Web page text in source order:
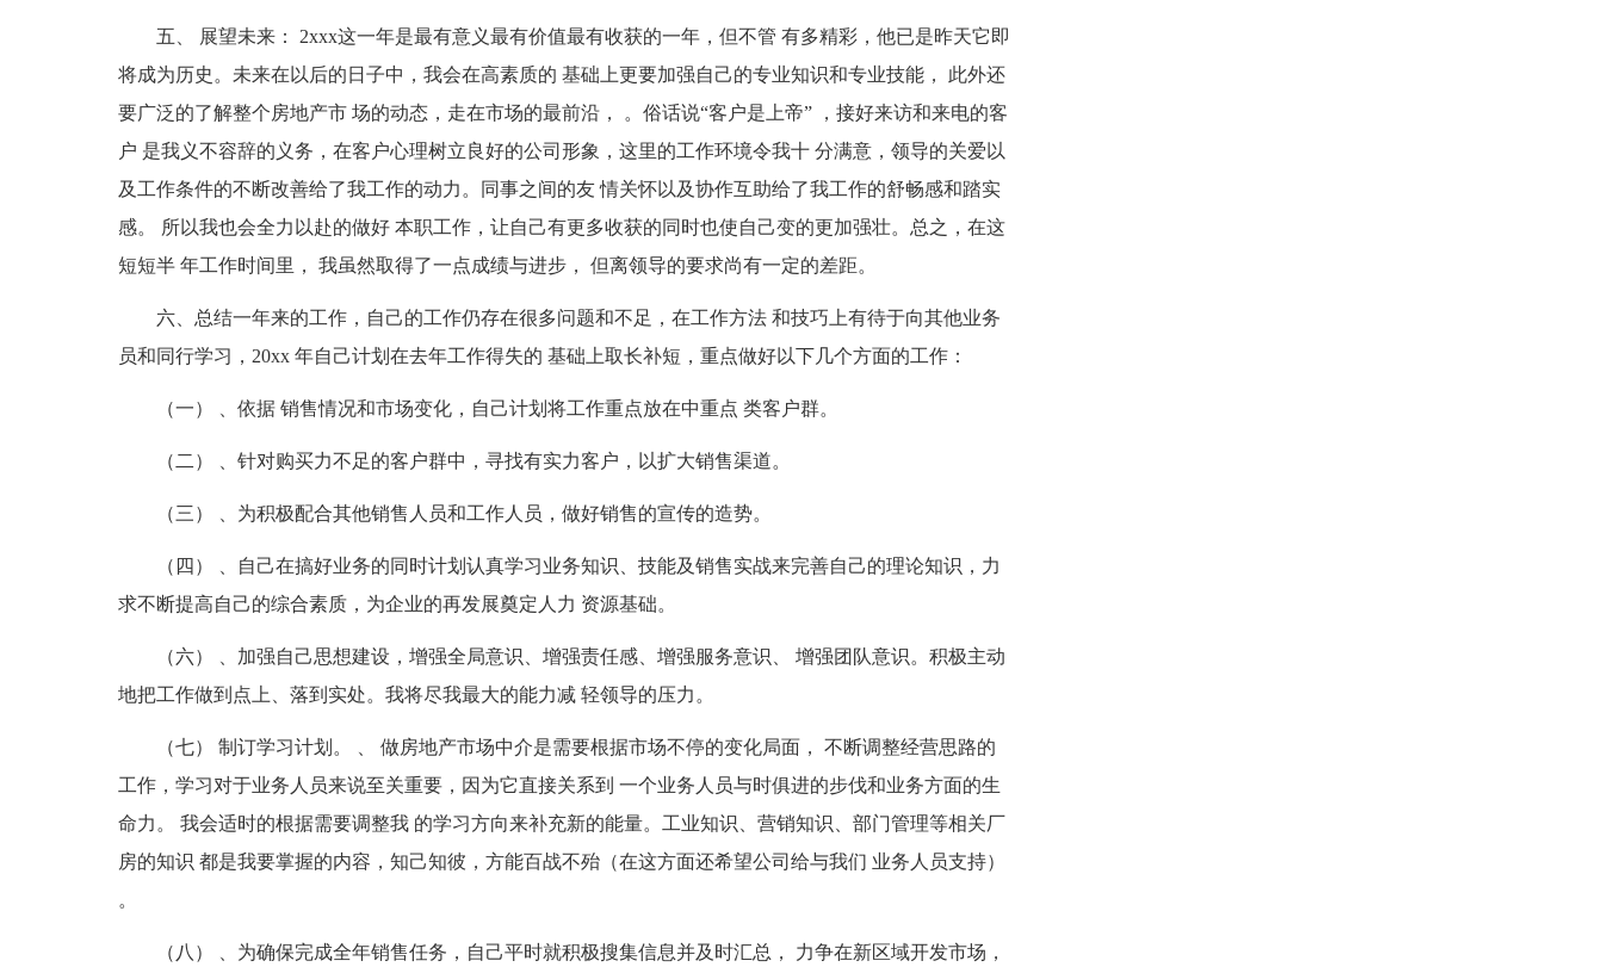
五、 展望未来： 2xxx这一年是最有意义最有价值最有收获的一年，但不管 有多精彩，他已是昨天它即
将成为历史。未来在以后的日子中，我会在高素质的 基础上更要加强自己的专业知识和专业技能， 此外还
要广泛的了解整个房地产市 场的动态，走在市场的最前沿， 。俗话说“客户是上帝” ，接好来访和来电的客
户 是我义不容辞的义务，在客户心理树立良好的公司形象，这里的工作环境令我十 分满意，领导的关爱以
及工作条件的不断改善给了我工作的动力。同事之间的友 情关怀以及协作互助给了我工作的舒畅感和踏实
感。 所以我也会全力以赴的做好 本职工作，让自己有更多收获的同时也使自己变的更加强壮。总之，在这
短短半 年工作时间里， 我虽然取得了一点成绩与进步， 但离领导的要求尚有一定的差距。
六、总结一年来的工作，自己的工作仍存在很多问题和不足，在工作方法 和技巧上有待于向其他业务
员和同行学习，20xx 年自己计划在去年工作得失的 基础上取长补短，重点做好以下几个方面的工作：
（一） 、依据 销售情况和市场变化，自己计划将工作重点放在中重点 类客户群。
（二） 、针对购买力不足的客户群中，寻找有实力客户，以扩大销售渠道。
（三） 、为积极配合其他销售人员和工作人员，做好销售的宣传的造势。
（四） 、自己在搞好业务的同时计划认真学习业务知识、技能及销售实战来完善自己的理论知识，力
求不断提高自己的综合素质，为企业的再发展奠定人力 资源基础。
（六） 、加强自己思想建设，增强全局意识、增强责任感、增强服务意识、 增强团队意识。积极主动
地把工作做到点上、落到实处。我将尽我最大的能力减 轻领导的压力。
（七） 制订学习计划。 、 做房地产市场中介是需要根据市场不停的变化局面， 不断调整经营思路的
工作，学习对于业务人员来说至关重要，因为它直接关系到 一个业务人员与时俱进的步伐和业务方面的生
命力。 我会适时的根据需要调整我 的学习方向来补充新的能量。工业知识、营销知识、部门管理等相关厂
房的知识 都是我要掌握的内容，知己知彼，方能百战不殆（在这方面还希望公司给与我们 业务人员支持）
。
（八） 、为确保完成全年销售任务，自己平时就积极搜集信息并及时汇总， 力争在新区域开发市场，